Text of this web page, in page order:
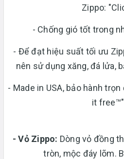
Zippo:
- Chống gió tốt trong
- Để đạt hiệu suất tối ưu
nên sử dụng xăng, đá lửa,
- Made in USA, bảo hành
it
- Vỏ Zippo: Dòng vỏ đồng
tròn, mộc đáy lõm.